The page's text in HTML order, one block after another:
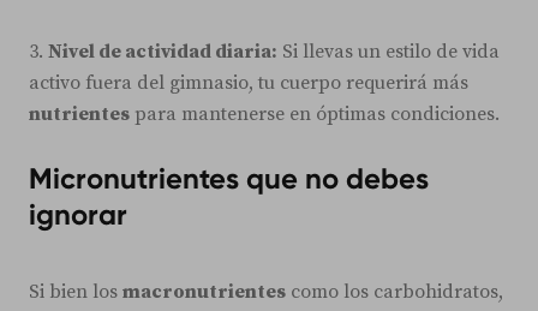
3. Nivel de actividad diaria: Si llevas un estilo de vida
activo fuera del gimnasio, tu cuerpo requerirá más
nutrientes para mantenerse en óptimas condiciones.
Micronutrientes que no debes
ignorar
Si bien los macronutrientes como los carbohidratos,